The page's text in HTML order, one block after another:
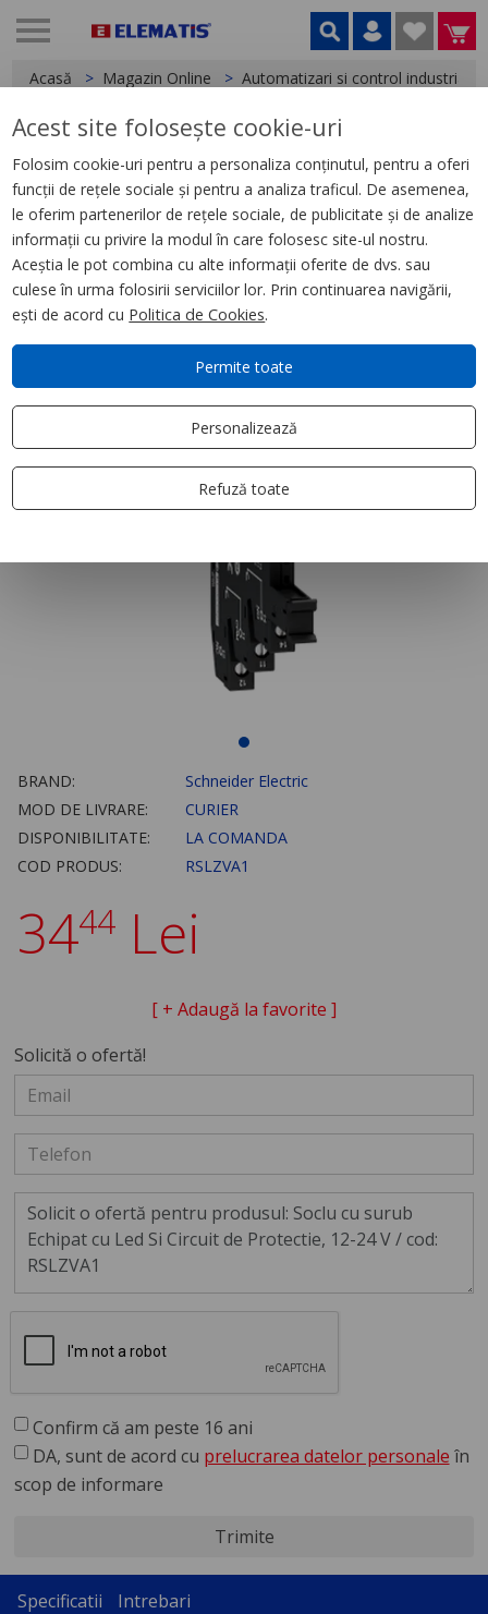
Acasă Magazin Online Automatizari si control industrial
< Relee
Soclu cu surub Echipat cu Led Si
Circuit de Protectie, 12-24 V
BRAND:
Schneider Electric
MOD DE LIVRARE:
CURIER
DISPONIBILITATE:
LA COMANDA
COD PRODUS:
RSLZVA1
3444 Lei
[ + Adaugă la favorite ]
Solicită o ofertă!
Confirm că am peste 16 ani
DA, sunt de acord cu prelucrarea datelor personale în
scop de informare
Trimite
Specificatii Intrebari
Acest site folosește cookie-uri
Folosim cookie-uri pentru a personaliza conținutul, pentru a oferi
funcții de rețele sociale și pentru a analiza traficul. De asemenea,
le oferim partenerilor de rețele sociale, de publicitate și de analize
informații cu privire la modul în care folosesc site-ul nostru.
Aceștia le pot combina cu alte informații oferite de dvs. sau
culese în urma folosirii serviciilor lor. Prin continuarea navigării,
ești de acord cu Politica de Cookies.
Permite toate
Personalizează
Refuză toate